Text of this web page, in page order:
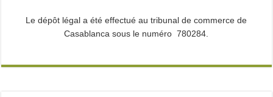
Le dépôt légal a été effectué au tribunal de commerce de
Casablanca sous le numéro 780284.